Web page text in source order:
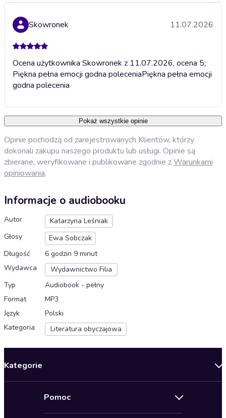
Skowronek 11.07.2026
Ocena użytkownika Skowronek z 11.07.2026, ocena 5;
Piękna pełna emocji godna poleceniaPiękna pełna emocji
godna polecenia
Pokaż wszystkie opinie
Opinie pochodzą od zarejestrowanych Klientów, którzy
dokonali zakupu naszego produktu lub usługi. Opinie są
zbierane, weryfikowane i publikowane zgodnie zWarunkami
opiniowania.
Informacje o audiobooku
Autor
Katarzyna Leśniak
Głosy
Ewa Sobczak
Długość
6 godzin 9 minut
Wydawca
Wydawnictwo Filia
Typ
Audiobook - pełny
Format
MP3
Język
Polski
Kategoria
Literatura obyczajowa
Kategorie
Pomoc